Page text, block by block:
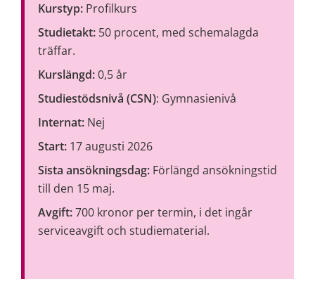
Kurstyp: Profilkurs
Studietakt: 50 procent, med schemalagda
träffar.
Kurslängd: 0,5 år
Studiestödsnivå (CSN): Gymnasienivå
Internat: Nej
Start: 17 augusti 2026
Sista ansökningsdag: Förlängd ansökningstid
till den 15 maj.
Avgift: 700 kronor per termin, i det ingår
serviceavgift och studiematerial.